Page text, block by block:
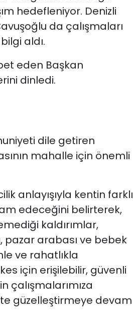
hedefleniyor. Denizli
da çalışmaları
aldı.
eden Başkan
dinledi.
dile getiren
mahalle için önemli
anlayışıyla kentin farklı
edeceğini belirterek,
kaldırımlar,
pazar arabası ve bebek
ve rahatlıkla
için erişilebilir, güvenli
çalışmalarımıza
güzelleştirmeye devam